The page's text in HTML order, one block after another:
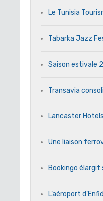
Le Tunisia
Tabarka Jazz
Saison estivale
Transavia
Lancaster
Une liaison
Bookingo
L’aéroport